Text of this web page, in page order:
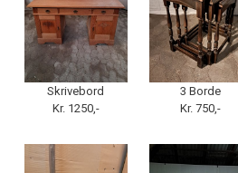
Skrivebord
Kr. 1250,-
3 Borde
Kr. 750,-